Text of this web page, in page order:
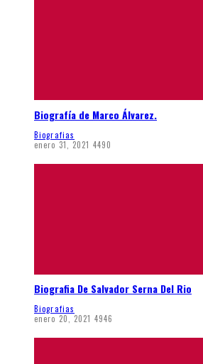
Biografía de Marco Álvarez.
Biografias
enero 31, 2021 4490
Biografia De Salvador Serna Del Rio
Biografias
enero 20, 2021 4946